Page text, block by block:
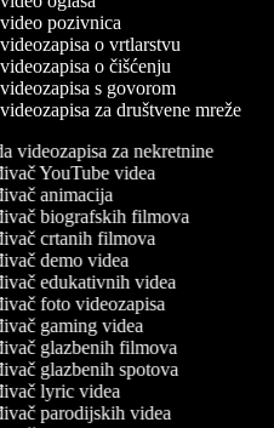
video pozivnica
videozapisa o vrtlarstvu
videozapisa o čišćenju
videozapisa s govorom
videozapisa za društvene mreže
videozapisa za nekretnine
YouTube videa
animacija
biografskih filmova
crtanih filmova
demo videa
edukativnih videa
foto videozapisa
gaming videa
glazbenih filmova
glazbenih spotova
lyric videa
parodijskih videa